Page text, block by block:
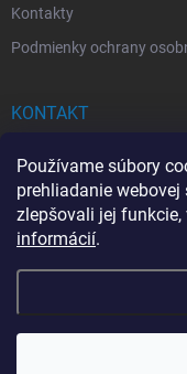
Používame súbory
prehliadanie
zlepšovali jej
informácií.
Kontakty
Podmienky ochrany
KONTAKT
info@
Copyright 2026